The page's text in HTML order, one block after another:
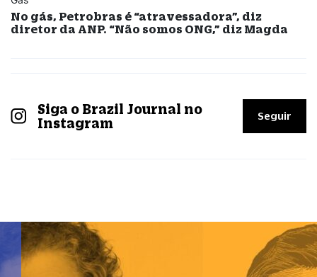
No gás, Petrobras é “atravessadora”, diz
diretor da ANP. “Não somos ONG,” diz Magda
Siga o Brazil Journal no
Instagram
Seguir